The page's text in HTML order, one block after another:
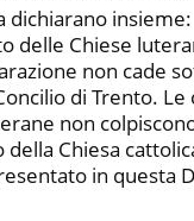
dichiarano insieme:
delle Chiese
non cade
di Trento.
non
della Chiesa
in questa